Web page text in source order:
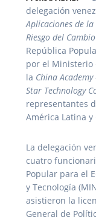
delegación
Aplicaciones de
Riesgo del
República
por el Ministerio
la China
Star Technology
representantes
América Latina y
La delegación
cuatro
Popular para el
y Tecnología
asistieron la
General de